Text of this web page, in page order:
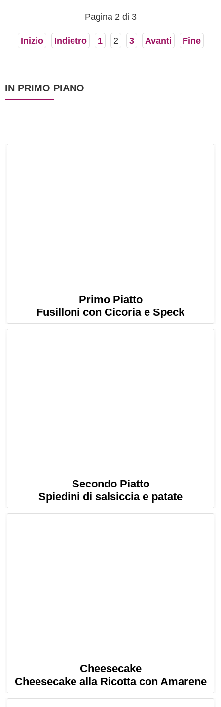
sono uno...
Pagina 2 di 3
Inizio Indietro 1 2 3 Avanti Fine
IN PRIMO PIANO
Primo Piatto
Fusilloni con Cicoria e Speck
Secondo Piatto
Spiedini di salsiccia e patate
Cheesecake
Cheesecake alla Ricotta con Amarene